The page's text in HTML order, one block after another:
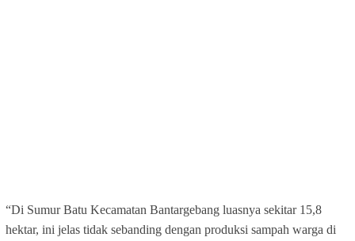
“Di Sumur Batu Kecamatan Bantargebang luasnya sekitar 15,8
hektar, ini jelas tidak sebanding dengan produksi sampah warga di